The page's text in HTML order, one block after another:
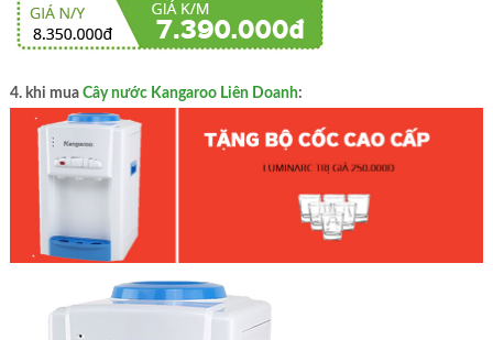
4. khi mua Cây nước Kangaroo Liên Doanh: